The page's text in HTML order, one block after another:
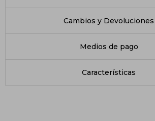
Cambios y Devoluciones
Medios de pago
Características